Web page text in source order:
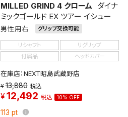
MILLED GRIND 4 クローム
ダイナ
ミックゴールド EX ツアー イシュー
男性用右 グリップ交換可能
リシャフト
リグリップ
付属品
ヘッドカバー
在庫店：NEXT昭島武蔵野店
13,880 税込
12,492 税込 10% OFF
113 pt